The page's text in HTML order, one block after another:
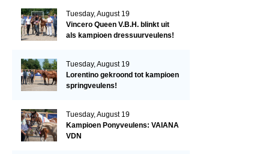
Tuesday, August 19
Vincero Queen V.B.H. blinkt uit
als kampioen dressuurveulens!
Tuesday, August 19
Lorentino gekroond tot kampioen
springveulens!
Tuesday, August 19
Kampioen Ponyveulens: VAIANA
VDN